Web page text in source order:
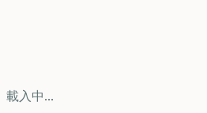
載入中...